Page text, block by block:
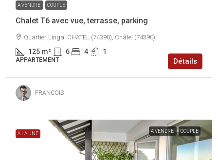
A VENDRE COUPLE
Chalet T6 avec vue, terrasse, parking
Quartier Linga, CHATEL (74390), Châtel (74390)
125 m² 6 4 1
APPARTEMENT Détails
FRANCOIS
A LA UNE A VENDRE COUPLE